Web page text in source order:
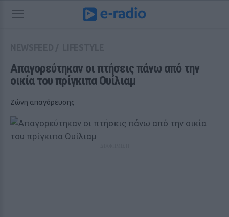
Απαγορεύτηκαν οι πτήσεις πάνω από την
οικία του πρίγκιπα Ουίλιαμ
Ζώνη απαγόρευσης